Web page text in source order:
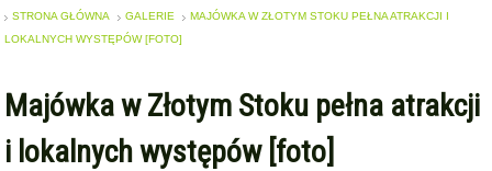
STRONA GŁÓWNA GALERIE
MAJÓWKA W ZŁOTYM STOKU PEŁNA ATRAKCJI I
LOKALNYCH WYSTĘPÓW [FOTO]
Majówka w Złotym Stoku pełna atrakcji
i lokalnych występów [foto]